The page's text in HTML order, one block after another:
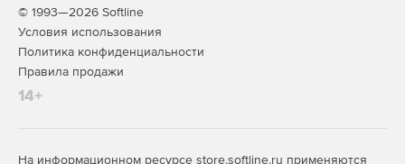
© 1993—2026 Softline
Условия использования
Политика конфиденциальности
Правила продажи
14+
На информационном ресурсе store.softline.ru применяются